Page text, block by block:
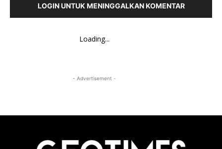
LOGIN UNTUK MENINGGALKAN KOMENTAR
Loading...
- Advertisement -